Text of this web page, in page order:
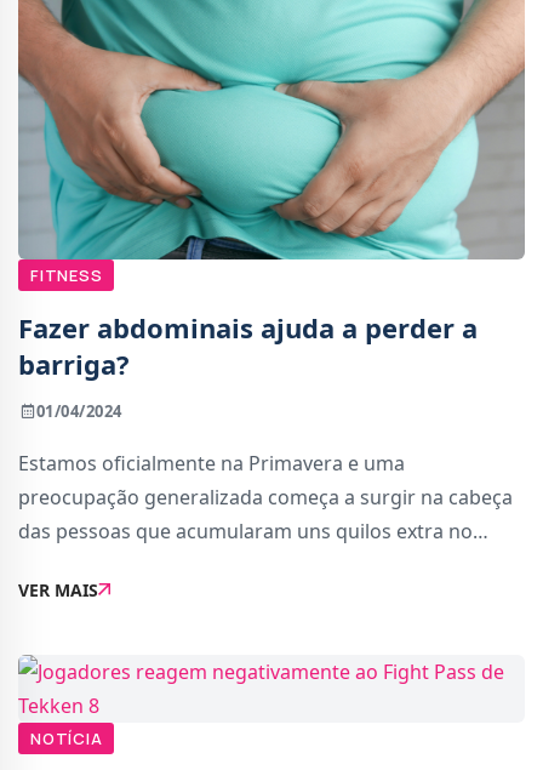
FITNESS
Fazer abdominais ajuda a perder a
barriga?
01/04/2024
Estamos oficialmente na Primavera e uma
preocupação generalizada começa a surgir na cabeça
das pessoas que acumularam uns quilos extra no
Contrariamente à crença comum, fazer abdominais
VER MAIS
NOTÍCIA